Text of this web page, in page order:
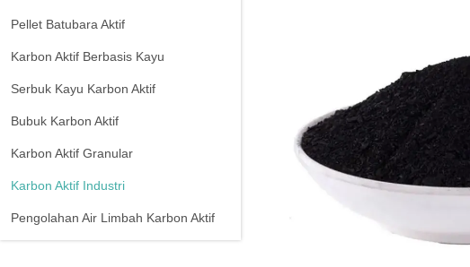
Pellet Batubara Aktif
Karbon Aktif Berbasis Kayu
Serbuk Kayu Karbon Aktif
Bubuk Karbon Aktif
Karbon Aktif Granular
Karbon Aktif Industri
Pengolahan Air Limbah Karbon Aktif